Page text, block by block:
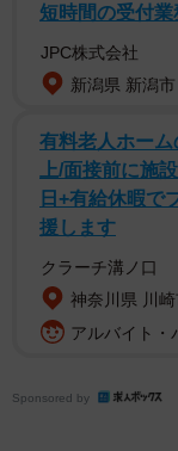
【菅井友香さんプ
すがい・ゆうか
坂46（のちに櫻坂
で初主演を務め、
習っていた馬術を
アンバサダー」に
演をもって櫻坂46
ル、ラジオ番組、
短時間の受付業
JPC株式会社
新潟県 新潟市
有料老人ホー
上/面接前に施
日+有給休暇で
援します
クラーチ溝ノ口
神奈川県 川崎
アルバイト・
Sponsored by